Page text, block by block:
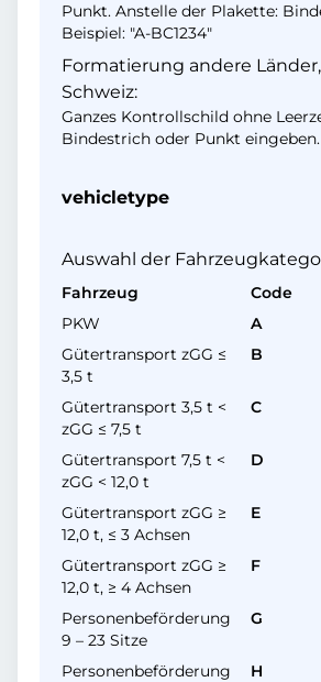
Punkt. Anstelle der Plakette:
Beispiel: "A-BC1234"
Formatierung andere
Schweiz:
Ganzes Kontrollschild ohne
Bindestrich oder Punkt eingeben.
vehicletype
Auswahl der
Fahrzeug
Code
PKW
A
Gütertransport zGG ≤
3,5 t
B
Gütertransport 3,5 t <
zGG ≤ 7,5 t
C
Gütertransport 7,5 t <
zGG < 12,0 t
D
Gütertransport zGG ≥
12,0 t, ≤ 3 Achsen
E
Gütertransport zGG ≥
12,0 t, ≥ 4 Achsen
F
Personenbeförderung
9 – 23 Sitze
G
Personenbeförderung
H